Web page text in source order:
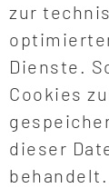
zur
Dienste.
Cookies
dieser
behandelt.